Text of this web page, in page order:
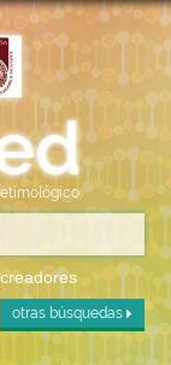
otras búsquedas